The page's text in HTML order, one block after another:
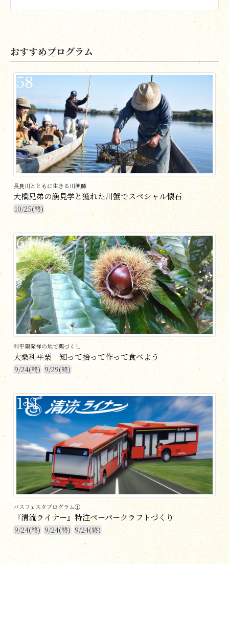
おすすめプログラム
58
長良川とともに生きる川漁師
大橋兄弟の漁見学と獲れた川蟹でスペシャル懐石
10/25(終)
64
利平栗発祥の地で栗づくし
大桑利平栗 知って拾って作って食べよう
9/24(終) 9/29(終)
111
バスフェスタプログラム①
『清流ライナー』特注ペーパークラフトづくり
9/24(終) 9/24(終) 9/24(終)